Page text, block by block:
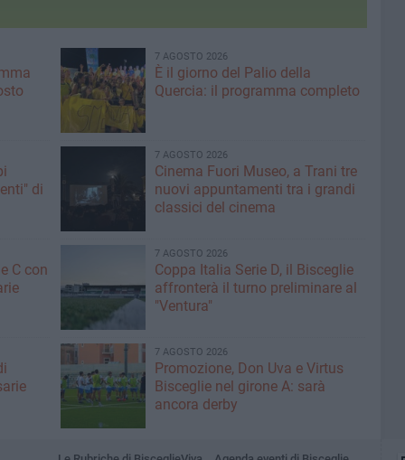
7 AGOSTO 2026
È il giorno del Palio della
Quercia: il programma completo
di
7 AGOSTO 2026
Cinema Fuori Museo, a Trani tre
nuovi appuntamenti tra i grandi
classici del cinema
C con
7 AGOSTO 2026
Coppa Italia Serie D, il Bisceglie
affronterà il turno preliminare al
"Ventura"
7 AGOSTO 2026
Promozione, Don Uva e Virtus
Bisceglie nel girone A: sarà
ancora derby